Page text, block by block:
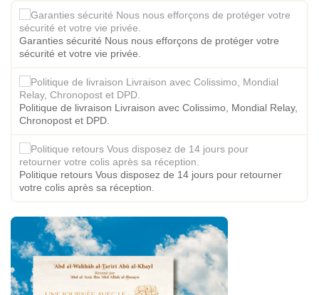
Garanties sécurité Nous nous efforçons de protéger votre
sécurité et votre vie privée.
Politique de livraison Livraison avec Colissimo, Mondial Relay,
Chronopost et DPD.
Politique retours Vous disposez de 14 jours pour retourner
votre colis après sa réception.